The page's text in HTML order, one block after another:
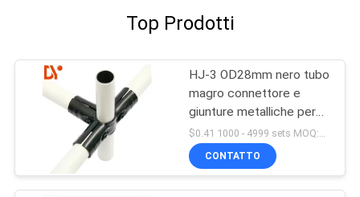
Top Prodotti
HJ-3 OD28mm nero tubo
magro connettore e
giunture metalliche per
tubo magro
$0.41 1000 - 4999 sets MOQ:1000
CONTATTO